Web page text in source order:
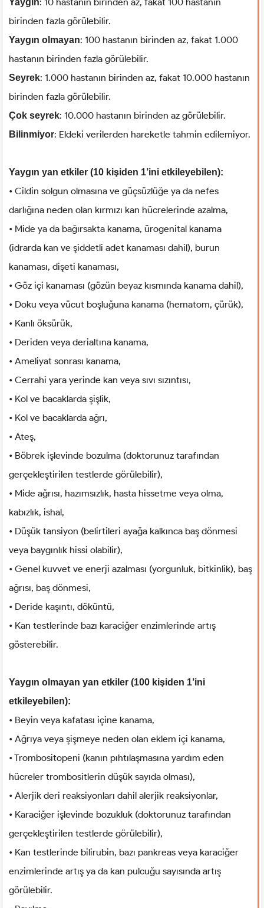
Yaygın
birinden fazla görülebilir.
Yaygın olmayan: 100 hastanın birinden az, fakat 1.000
hastanın birinden fazla görülebilir.
Seyrek: 1.000 hastanın birinden az, fakat 10.000 hastanın
birinden fazla görülebilir.
Çok seyrek: 10.000 hastanın birinden az görülebilir.
Bilinmiyor: Eldeki verilerden hareketle tahmin edilemiyor.
Yaygın yan etkiler (10 kişiden 1’ini etkileyebilen):
• Cildin solgun olmasına ve güçsüzlüğe ya da nefes
darlığına neden olan kırmızı kan hücrelerinde azalma,
• Mide ya da bağırsakta kanama, ürogenital kanama
(idrarda kan ve şiddetli adet kanaması dahil), burun
kanaması, dişeti kanaması,
• Göz içi kanaması (gözün beyaz kısmında kanama dahil),
• Doku veya vücut boşluğuna kanama (hematom, çürük),
• Kanlı öksürük,
• Deriden veya derialtına kanama,
• Ameliyat sonrası kanama,
• Cerrahi yara yerinde kan veya sıvı sızıntısı,
• Kol ve bacaklarda şişlik,
• Kol ve bacaklarda ağrı,
• Ateş,
• Böbrek işlevinde bozulma (doktorunuz tarafından
gerçekleştirilen testlerde görülebilir),
• Mide ağrısı, hazımsızlık, hasta hissetme veya olma,
kabızlık, ishal,
• Düşük tansiyon (belirtileri ayağa kalkınca baş dönmesi
veya baygınlık hissi olabilir),
• Genel kuvvet ve enerji azalması (yorgunluk, bitkinlik), baş
ağrısı, baş dönmesi,
• Deride kaşıntı, döküntü,
• Kan testlerinde bazı karaciğer enzimlerinde artış
gösterebilir.
Yaygın olmayan yan etkiler (100 kişiden 1’ini
etkileyebilen):
• Beyin veya kafatası içine kanama,
• Ağrıya veya şişmeye neden olan eklem içi kanama,
• Trombositopeni (kanın pıhtılaşmasına yardım eden
hücreler trombositlerin düşük sayıda olması),
• Alerjik deri reaksiyonları dahil alerjik reaksiyonlar,
• Karaciğer işlevinde bozukluk (doktorunuz tarafından
gerçekleştirilen testlerde görülebilir),
• Kan testlerinde bilirubin, bazı pankreas veya karaciğer
enzimlerinde artış ya da kan pulcuğu sayısında artış
görülebilir.